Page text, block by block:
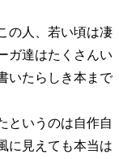
の人、若い頃は凄
ガ達はたくさんい
いたらしき本まで
というのは自作自
に見えても本当は